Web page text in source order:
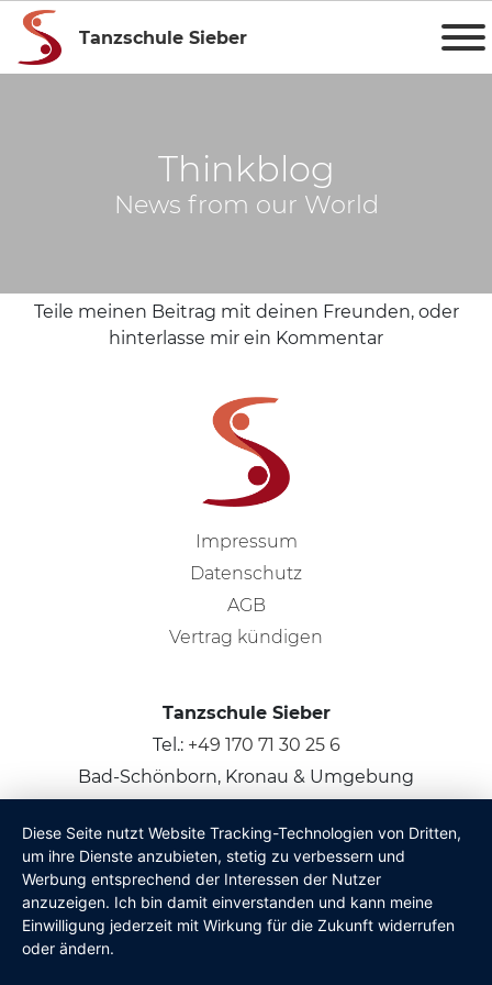
Tanzschule Sieber
Thinkblog
News from our World
Teile meinen Beitrag mit deinen Freunden, oder
hinterlasse mir ein Kommentar
Diese Seite nutzt Website Tracking-Technologien von Dritten,
um ihre Dienste anzubieten, stetig zu verbessern und
Werbung entsprechend der Interessen der Nutzer
anzuzeigen. Ich bin damit einverstanden und kann meine
Einwilligung jederzeit mit Wirkung für die Zukunft widerrufen
oder ändern.
Impressum
Datenschutz
AGB
Vertrag kündigen
Tanzschule Sieber
Tel.: +49 170 71 30 25 6
Bad-Schönborn, Kronau & Umgebung
© 2026 Claus Sieber